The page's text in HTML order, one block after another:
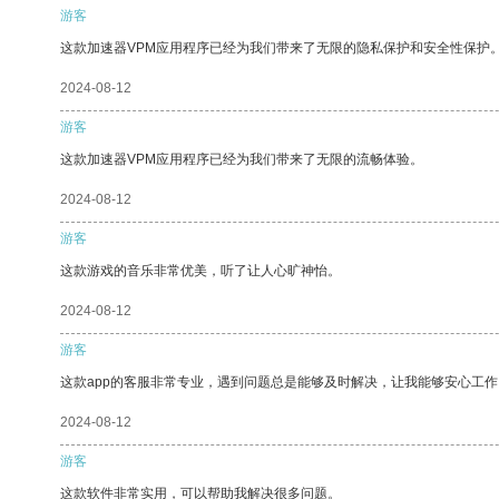
游客
这款加速器VPM应用程序已经为我们带来了无限的隐私保护和安全性保护
2024-08-12
游客
这款加速器VPM应用程序已经为我们带来了无限的流畅体验。
2024-08-12
游客
这款游戏的音乐非常优美，听了让人心旷神怡。
2024-08-12
游客
这款app的客服非常专业，遇到问题总是能够及时解决，让我能够安心工
2024-08-12
游客
这款软件非常实用，可以帮助我解决很多问题。